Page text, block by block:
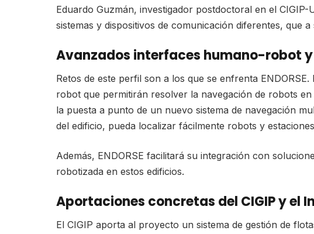
Eduardo Guzmán, investigador postdoctoral en el
sistemas y dispositivos de comunicación diferentes, que
Avanzados interfaces humano-robot
Retos de este perfil son a los que se enfrenta
robot que permitirán resolver la navegación de robots
la puesta a punto de un nuevo sistema de navegación
del edificio, pueda localizar fácilmente robots y
Además, ENDORSE facilitará su integración con
robotizada en estos edificios.
Aportaciones concretas del CIGIP y el
El CIGIP aporta al proyecto un sistema de gestión de